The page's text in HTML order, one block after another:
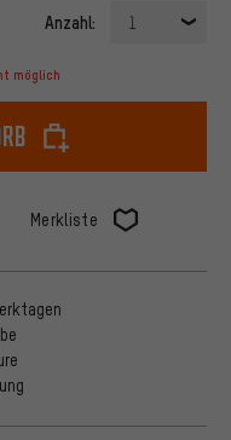
Anzahl: 1
möglich
Merkliste